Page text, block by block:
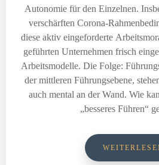
Autonomie für den Einzelnen.
verschärften Corona-
diese aktiv eingeforderte
geführten Unternehmen frisch
Arbeitsmodelle. Die Folge:
der mittleren Führungsebene,
auch mental an der Wand. Wie
„besseres Führen“